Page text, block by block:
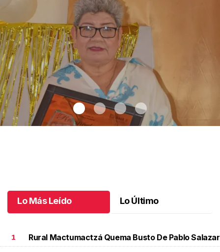
Lo Más Leído Lo Último
1 Rural Mactumactzá Quema Busto De Pablo Salazar